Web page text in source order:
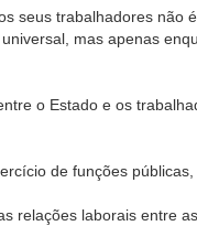
seus trabalhadores não
mas apenas
o Estado e os
de funções
relações laborais entre